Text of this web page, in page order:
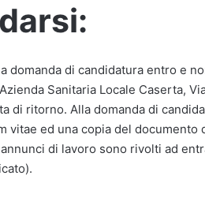
domanda di candidatura entro e
Sanitaria Locale Caserta,
di ritorno. Alla domanda di
vitae ed una copia del documento
di lavoro sono rivolti ad